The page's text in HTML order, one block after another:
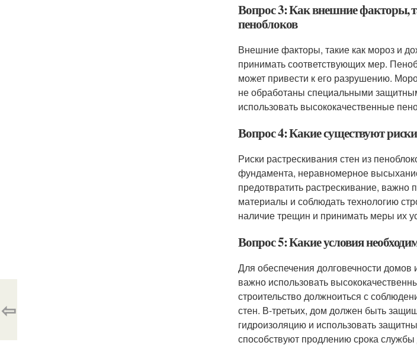
Вопрос 3: Как внешние факторы,
пеноблоков
Внешние факторы, такие как мороз и
принимать соответствующих мер.
может привести к его разрушению.
не обработаны специальными
использовать высококачественные
Вопрос 4: Какие существуют
Риски растрескивания стен из
фундамента, неравномерное
предотвратить растрескивание,
материалы и соблюдать технологию
наличие трещин и принимать меры их
Вопрос 5: Какие условия
Для обеспечения долговечности
важно использовать
строительство должноиться с
стен. В-третьих, дом должен быть
гидроизоляцию и использовать
способствуют продлению срока
⇦